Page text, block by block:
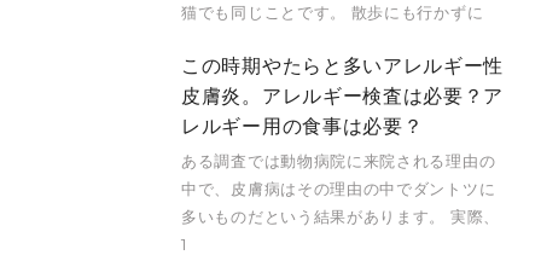
猫でも同じことです。 散歩にも行かずに
この時期やたらと多いアレルギー性
皮膚炎。アレルギー検査は必要？ア
レルギー用の食事は必要？
ある調査では動物病院に来院される理由の
中で、皮膚病はその理由の中でダントツに
多いものだという結果があります。 実際、
1